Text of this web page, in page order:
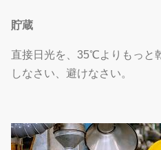
貯蔵
直接日光を、35℃よりもっと
しなさい、避けなさい。